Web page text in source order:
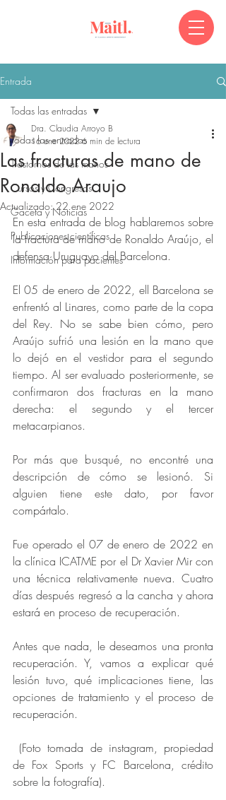
Entrada
Todas las entradas
Trastornos de las manos
Cursos y Congresos
Gaceta y Noticias
Publicaciones científicas
Información para pacientes
Todas las entradas
Las fracturas de mano de
Ronaldo Araujo
Dra. Claudia Arroyo B
16 ene 2022 6 min de lectura
Actualizado:22 ene 2022
En esta entrada de blog hablaremos sobre
la fractura de mano de Ronaldo Araújo, el
defensa Uruguayo del Barcelona.
El 05 de enero de 2022, ell Barcelona se
enfrentó al Linares, como parte de la copa
del Rey. No se sabe bien cómo, pero
Araújo sufrió una lesión en la mano que
lo dejó en el vestidor para el segundo
tiempo. Al ser evaluado posteriormente, se
confirmaron dos fracturas en la mano
derecha: el segundo y el tercer
metacarpianos.
Por más que busqué, no encontré una
descripción de cómo se lesionó. Si
alguien tiene este dato, por favor
compártalo.
Fue operado el 07 de enero de 2022 en
la clínica ICATME por el Dr Xavier Mir con
una técnica relativamente nueva. Cuatro
días después regresó a la cancha y ahora
estará en proceso de recuperación.
Antes que nada, le deseamos una pronta
recuperación. Y, vamos a explicar qué
lesión tuvo, qué implicaciones tiene, las
opciones de tratamiento y el proceso de
recuperación.
de Fox Sports y FC Barcelona, crédito
sobre la fotografía).